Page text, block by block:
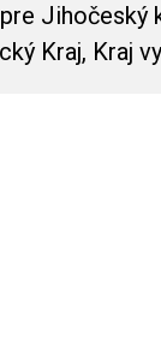
Jihočeský
Kraj, Kraj